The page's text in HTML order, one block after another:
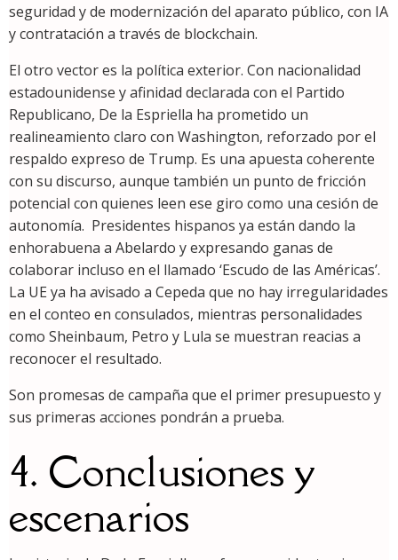
seguridad y de modernización del aparato público, con IA
y contratación a través de blockchain.
El otro vector es la política exterior. Con nacionalidad
estadounidense y afinidad declarada con el Partido
Republicano, De la Espriella ha prometido un
realineamiento claro con Washington, reforzado por el
respaldo expreso de Trump. Es una apuesta coherente
con su discurso, aunque también un punto de fricción
potencial con quienes leen ese giro como una cesión de
autonomía. Presidentes hispanos ya están dando la
enhorabuena a Abelardo y expresando ganas de
colaborar incluso en el llamado ‘Escudo de las Américas’.
La UE ya ha avisado a Cepeda que no hay irregularidades
en el conteo en consulados, mientras personalidades
como Sheinbaum, Petro y Lula se muestran reacias a
reconocer el resultado.
Son promesas de campaña que el primer presupuesto y
sus primeras acciones pondrán a prueba.
4. Conclusiones y
escenarios